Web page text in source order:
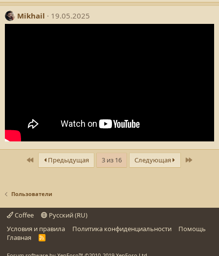
Mikhail 19.05.2025
ПервыйПредыдущая 3 из 16 Следующая
Пользователи
Coffee
Русский (RU)
Условия и правила
Политика конфиденциальности
Помощь
Главная
R